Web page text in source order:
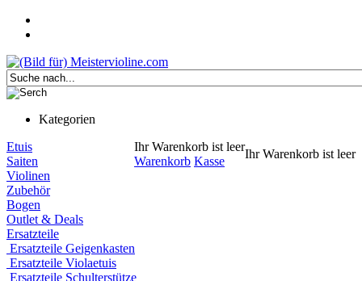
Kategorien
Ihr Warenkorb ist leer
Warenkorb Kasse
Ihr Warenkorb ist leer
Etuis
Saiten
Violinen
Zubehör
Bogen
Outlet & Deals
Ersatzteile
Ersatzteile Geigenkasten
Ersatzteile Violaetuis
Ersatzteile Schulterstütze